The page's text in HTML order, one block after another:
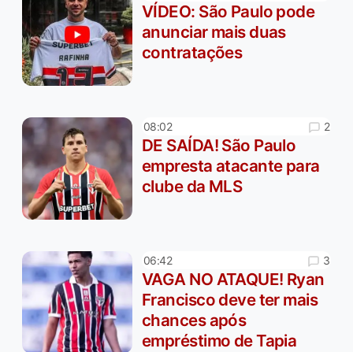
VÍDEO: São Paulo pode
anunciar mais duas
contratações
08:02 2
DE SAÍDA! São Paulo
empresta atacante para
clube da MLS
06:42 3
VAGA NO ATAQUE! Ryan
Francisco deve ter mais
chances após
empréstimo de Tapia